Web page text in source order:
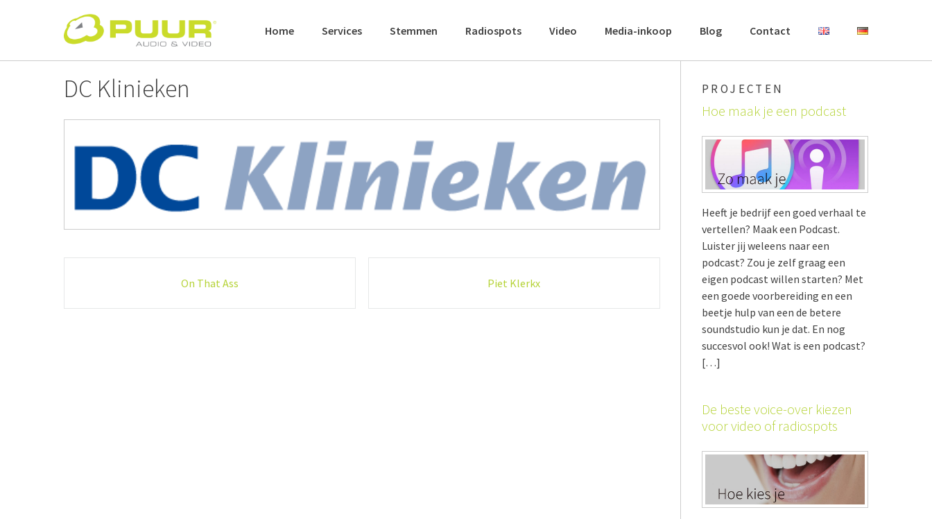
Home Services Stemmen Radiospots Video Media-inkoop Blog Contact
DC Klinieken
On That Ass Piet Klerkx
PROJECTEN
Hoe maak je een podcast
Heeft je bedrijf een goed verhaal te
vertellen? Maak een Podcast.
Luister jij weleens naar een
podcast? Zou je zelf graag een
eigen podcast willen starten? Met
een goede voorbereiding en een
beetje hulp van een de betere
soundstudio kun je dat. En nog
succesvol ook! Wat is een podcast?
[…]
De beste voice-over kiezen
voor video of radiospots